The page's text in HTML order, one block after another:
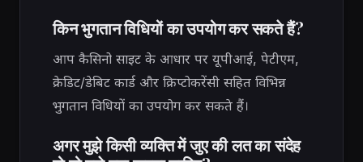
किन भुगतान विधियों का उपयोग कर सकते हैं?
आप कैसिनो साइट के आधार पर यूपीआई, पेटीएम,
क्रेडिट/डेबिट कार्ड और क्रिप्टोकरेंसी सहित विभिन्न
भुगतान विधियों का उपयोग कर सकते हैं।
अगर मुझे किसी व्यक्ति में जुए की लत का संदेह